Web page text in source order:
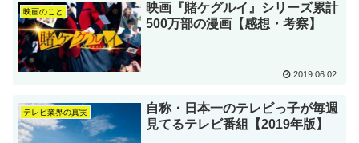
映画のこと
映画『賭ケグルイ』シリーズ累計
500万部の漫画【感想・考察】
2019.06.02
テレビ業界の真実
自称・日本一のテレビっ子が毎週
見てるテレビ番組【2019年版】